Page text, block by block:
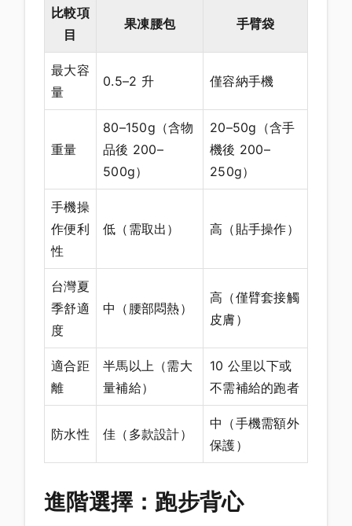
比較項
目
果凍腰包 手臂袋
最大容
量
0.5–2 升 僅容納手機
重量
80–150g（含物
品後 200–
500g）
20–50g（含手
機後 200–
250g）
手機操
作便利
性
低（需取出） 高（貼手操作）
台灣夏
季舒適
度
中（腰部悶熱）
高（僅臂套接觸
皮膚）
適合距
離
半馬以上（需大
量補給）
10 公里以下或
不需補給的跑者
防水性 佳（多款設計）
中（手機需額外
保護）
進階選擇：跑步背心